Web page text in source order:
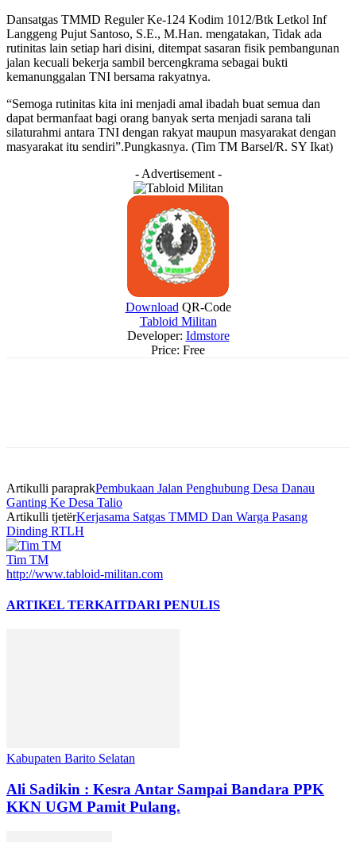
Dansatgas TMMD Reguler Ke-124 Kodim 1012/Btk Letkol Inf
Langgeng Pujut Santoso, S.E., M.Han. mengatakan, Tidak ada
rutinitas lain setiap hari disini, ditempat sasaran fisik pembangunan
jalan kecuali bekerja sambil bercengkrama sebagai bukti
kemanunggalan TNI bersama rakyatnya.
“Semoga rutinitas kita ini menjadi amal ibadah buat semua dan
dapat bermanfaat bagi orang banyak serta menjadi sarana tali
silaturahmi antara TNI dengan rakyat maupun masyarakat dengan
masyarakat itu sendiri”.Pungkasnya. (Tim TM Barsel/R. SY Ikat)
- Advertisement -
Download QR-Code
Tabloid Militan
Developer: Idmstore
Price: Free
Artikulli paraprakPembukaan Jalan Penghubung Desa Danau
Ganting Ke Desa Talio
Artikulli tjetërKerjasama Satgas TMMD Dan Warga Pasang
Dinding RTLH
Tim TM
http://www.tabloid-militan.com
ARTIKEL TERKAITDARI PENULIS
Kabupaten Barito Selatan
Ali Sadikin : Kesra Antar Sampai Bandara PPK
KKN UGM Pamit Pulang.